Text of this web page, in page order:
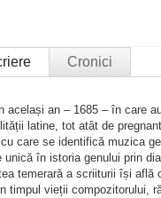
Cronici
același an – 1685 – în care
latine, tot atât de
care se identifică muzica
unică în istoria genului prin
temerară a scriiturii își află
timpul vieții compozitorului,